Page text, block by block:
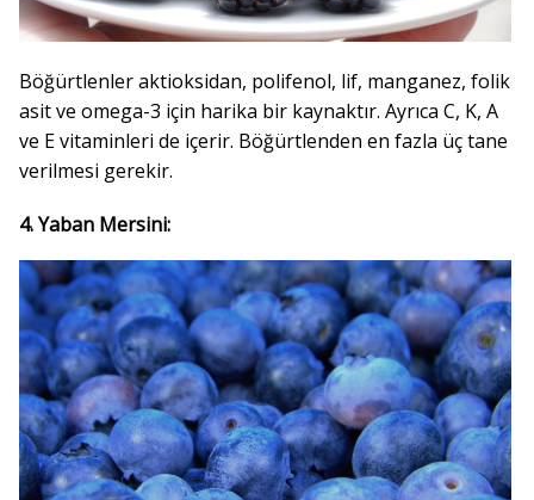
Böğürtlenler aktioksidan, polifenol, lif, manganez, folik
asit ve omega-3 için harika bir kaynaktır. Ayrıca C, K, A
ve E vitaminleri de içerir. Böğürtlenden en fazla üç tane
verilmesi gerekir.
4. Yaban Mersini: